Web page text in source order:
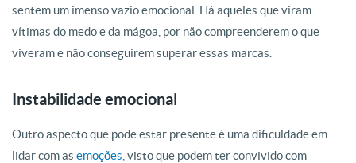
sentem um imenso vazio emocional. Há aqueles que viram
vítimas do medo e da mágoa, por não compreenderem o que
viveram e não conseguirem superar essas marcas.
Instabilidade emocional
Outro aspecto que pode estar presente é uma dificuldade em
lidar com as emoções , visto que podem ter convivido com